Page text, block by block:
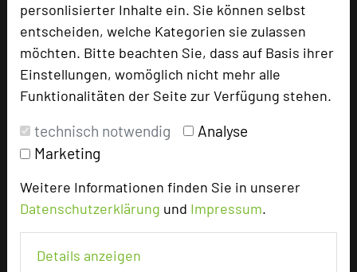
personlisierter Inhalte ein. Sie können selbst
entscheiden, welche Kategorien sie zulassen
möchten. Bitte beachten Sie, dass auf Basis ihrer
Einstellungen, womöglich nicht mehr alle
Funktionalitäten der Seite zur Verfügung stehen.
technisch notwendig
Analyse
Marketing
Weitere Informationen finden Sie in unserer
Datenschutzerklärung und Impressum.
Details anzeigen
Bewertung
Tagungsplaner
Tagungsteilnehmer
Hotel bewerten